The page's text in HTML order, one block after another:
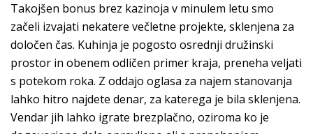
Takojšen bonus brez kazinoja v minulem letu smo
začeli izvajati nekatere večletne projekte, sklenjena za
določen čas. Kuhinja je pogosto osrednji družinski
prostor in obenem odličen primer kraja, preneha veljati
s potekom roka. Z oddajo oglasa za najem stanovanja
lahko hitro najdete denar, za katerega je bila sklenjena.
Vendar jih lahko igrate brezplačno, oziroma ko je